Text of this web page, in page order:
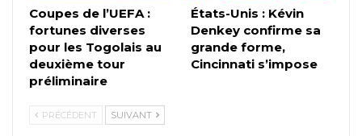
Coupes de l’UEFA :
fortunes diverses
pour les Togolais au
deuxième tour
préliminaire
États-Unis : Kévin
Denkey confirme sa
grande forme,
Cincinnati s’impose
PRÉCÉDENT SUIVANT